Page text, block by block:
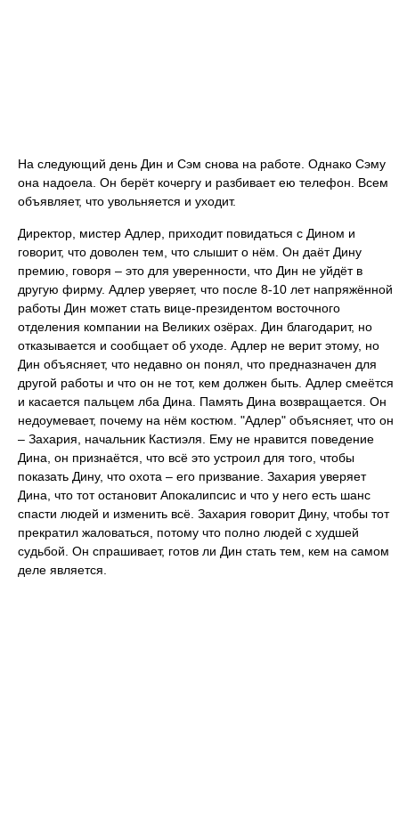
На следующий день Дин и Сэм снова на работе. Однако Сэму
она надоела. Он берёт кочергу и разбивает ею телефон. Всем
объявляет, что увольняется и уходит.
Директор, мистер Адлер, приходит повидаться с Дином и
говорит, что доволен тем, что слышит о нём. Он даёт Дину
премию, говоря – это для уверенности, что Дин не уйдёт в
другую фирму. Адлер уверяет, что после 8-10 лет напряжённой
работы Дин может стать вице-президентом восточного
отделения компании на Великих озёрах. Дин благодарит, но
отказывается и сообщает об уходе. Адлер не верит этому, но
Дин объясняет, что недавно он понял, что предназначен для
другой работы и что он не тот, кем должен быть. Адлер смеётся
и касается пальцем лба Дина. Память Дина возвращается. Он
недоумевает, почему на нём костюм. "Адлер" объясняет, что он
– Захария, начальник Кастиэля. Ему не нравится поведение
Дина, он признаётся, что всё это устроил для того, чтобы
показать Дину, что охота – его призвание. Захария уверяет
Дина, что тот остановит Апокалипсис и что у него есть шанс
спасти людей и изменить всё. Захария говорит Дину, чтобы тот
прекратил жаловаться, потому что полно людей с худшей
судьбой. Он спрашивает, готов ли Дин стать тем, кем на самом
деле является.